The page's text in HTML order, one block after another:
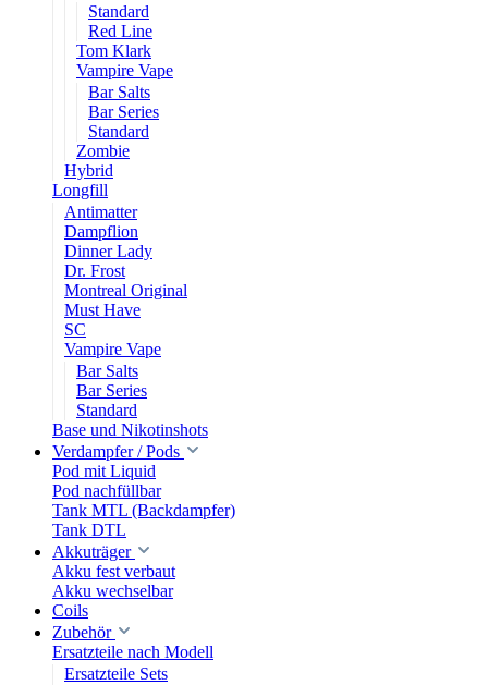
Standard
Red Line
Tom Klark
Vampire Vape
Bar Salts
Bar Series
Standard
Zombie
Hybrid
Longfill
Antimatter
Dampflion
Dinner Lady
Dr. Frost
Montreal Original
Must Have
SC
Vampire Vape
Bar Salts
Bar Series
Standard
Base und Nikotinshots
Verdampfer / Pods
Pod mit Liquid
Pod nachfüllbar
Tank MTL (Backdampfer)
Tank DTL
Akkuträger
Akku fest verbaut
Akku wechselbar
Coils
Zubehör
Ersatzteile nach Modell
Ersatzteile Sets